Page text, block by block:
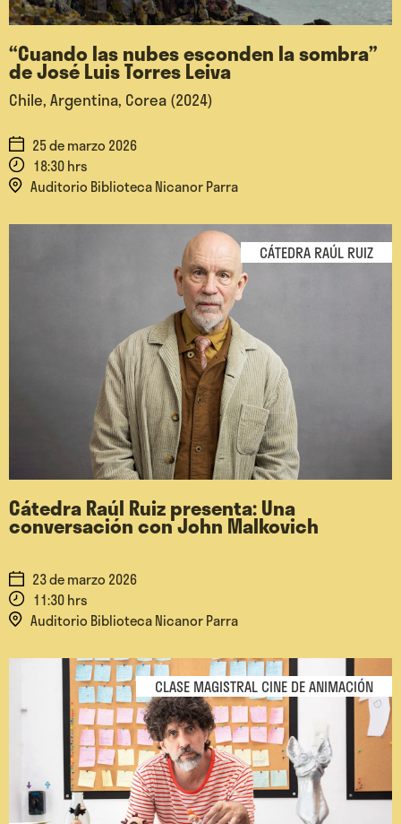
“Cuando las nubes esconden la sombra”
de José Luis Torres Leiva
Chile, Argentina, Corea (2024)
25 de marzo 2026
18:30 hrs
Auditorio Biblioteca Nicanor Parra
CÁTEDRA RAÚL RUIZ
Cátedra Raúl Ruiz presenta: Una
conversación con John Malkovich
23 de marzo 2026
11:30 hrs
Auditorio Biblioteca Nicanor Parra
CLASE MAGISTRAL CINE DE ANIMACIÓN